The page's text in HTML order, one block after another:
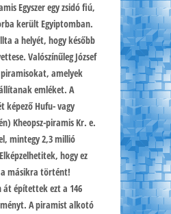
Egyszer egy zsidó fiú,
került Egyiptomban.
a helyét, hogy később
Valószínűleg József
amelyek
emléket. A
képező Hufu- vagy
Kheopsz-piramis Kr. e.
mintegy 2,3 millió
hogy ez
másikra történt!
át építettek ezt a 146
A piramist alkotó